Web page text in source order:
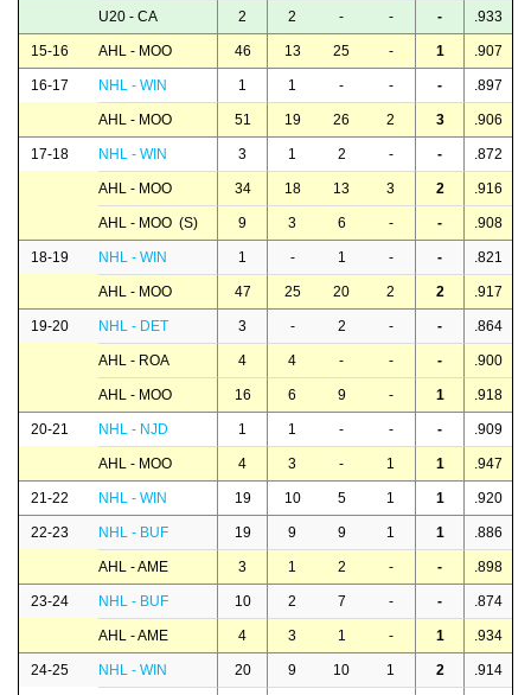
U20 - CA 2 2 - - - .933
15-16 AHL - MOO 46 13 25 - 1 .907
16-17 NHL - WIN 1 1 - - - .897
AHL - MOO 51 19 26 2 3 .906
17-18 NHL - WIN 3 1 2 - - .872
AHL - MOO 34 18 13 3 2 .916
AHL - MOO (S) 9 3 6 - - .908
18-19 NHL - WIN 1 - 1 - - .821
AHL - MOO 47 25 20 2 2 .917
19-20 NHL - DET 3 - 2 - - .864
AHL - ROA 4 4 - - - .900
AHL - MOO 16 6 9 - 1 .918
20-21 NHL - NJD 1 1 - - - .909
AHL - MOO 4 3 - 1 1 .947
21-22 NHL - WIN 19 10 5 1 1 .920
22-23 NHL - BUF 19 9 9 1 1 .886
AHL - AME 3 1 2 - - .898
23-24 NHL - BUF 10 2 7 - - .874
AHL - AME 4 3 1 - 1 .934
24-25 NHL - WIN 20 9 10 1 2 .914